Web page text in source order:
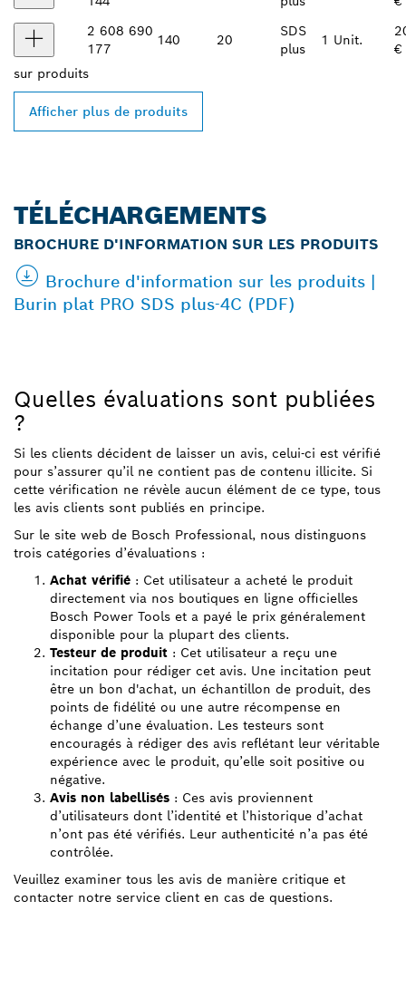
2 608 690
177
140 20
SDS
plus
1 Unit.
€
sur produits
Afficher plus de produits
TÉLÉCHARGEMENTS
BROCHURE D'INFORMATION SUR LES PRODUITS
Brochure d'information sur les produits |
Burin plat PRO SDS plus-4C (PDF)
Quelles évaluations sont publiées
?
Si les clients décident de laisser un avis, celui-ci est vérifié
pour s’assurer qu’il ne contient pas de contenu illicite. Si
cette vérification ne révèle aucun élément de ce type, tous
les avis clients sont publiés en principe.
Sur le site web de Bosch Professional, nous distinguons
trois catégories d’évaluations :
Achat vérifié : Cet utilisateur a acheté le produit
directement via nos boutiques en ligne officielles
Bosch Power Tools et a payé le prix généralement
disponible pour la plupart des clients.
Testeur de produit : Cet utilisateur a reçu une
incitation pour rédiger cet avis. Une incitation peut
être un bon d'achat, un échantillon de produit, des
points de fidélité ou une autre récompense en
échange d’une évaluation. Les testeurs sont
encouragés à rédiger des avis reflétant leur véritable
expérience avec le produit, qu’elle soit positive ou
négative.
Avis non labellisés : Ces avis proviennent
d’utilisateurs dont l’identité et l’historique d’achat
n’ont pas été vérifiés. Leur authenticité n’a pas été
contrôlée.
Veuillez examiner tous les avis de manière critique et
contacter notre service client en cas de questions.